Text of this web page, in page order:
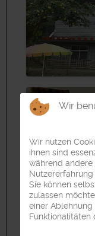
Wir
Wir nutzen
ihnen sind
während
Nutzererfahrung
Sie können
zulassen
einer
Funktionalitäten